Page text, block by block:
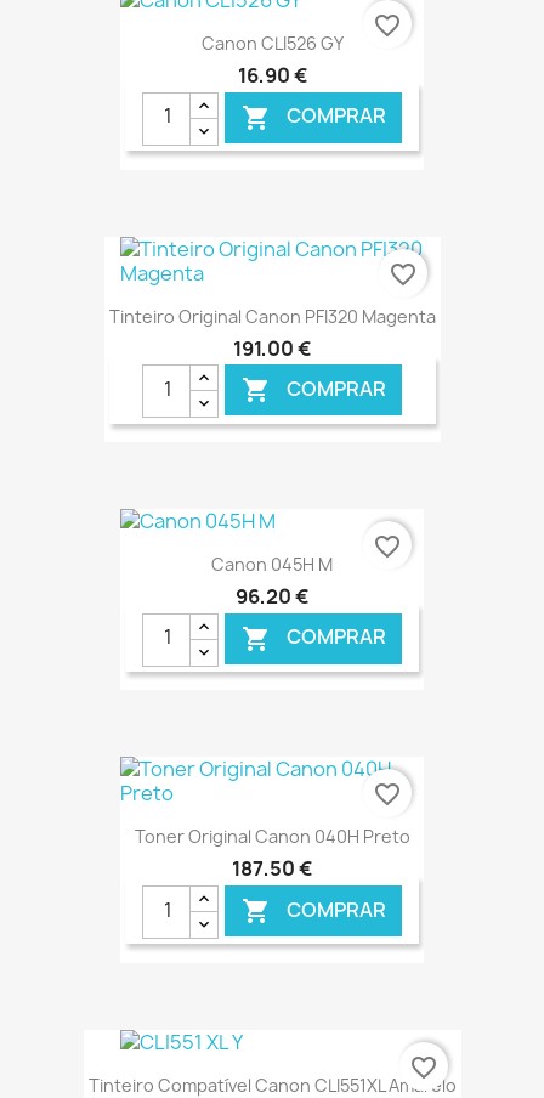
€ ONLINE
Canon CLI526 GY
16,90 €
 COMPRAR
€ ONLINE
favorite_border
Tinteiro Original Canon PFI320 Magenta
191,00 €
 COMPRAR
favorite_border
Canon 045H M
96,20 €
 COMPRAR
€ ONLINE
favorite_border
Toner Original Canon 040H Preto
187,50 €
 COMPRAR
favorite_border
Tinteiro Compatível Canon CLI551XL Amarelo
favorite_border